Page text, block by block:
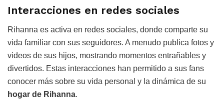
Interacciones en redes sociales
Rihanna es activa en redes sociales, donde comparte su
vida familiar con sus seguidores. A menudo publica fotos y
videos de sus hijos, mostrando momentos entrañables y
divertidos. Estas interacciones han permitido a sus fans
conocer más sobre su vida personal y la dinámica de su
hogar de Rihanna.